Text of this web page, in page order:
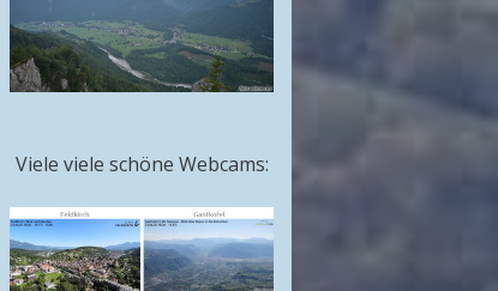
Viele viele schöne Webcams: